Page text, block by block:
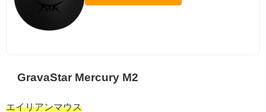
GravaStar Mercury M2
エイリアンマウス